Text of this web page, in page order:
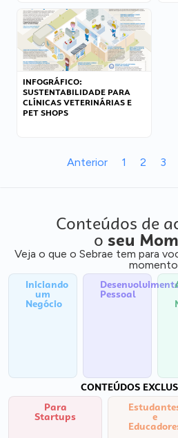
INFOGRÁFICO:
SUSTENTABILIDADE PARA
CLÍNICAS VETERINÁRIAS E
PET SHOPS
Anterior 1 2 3
Conteúdos de
o seu
Veja o que o Sebrae tem para
Iniciando
um
Negócio
Pessoal
CONTEÚDOS
Para
Startups e